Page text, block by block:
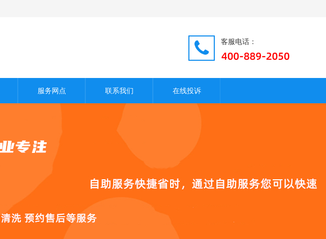
客服电话：
服务网点 联系我们 在线投诉